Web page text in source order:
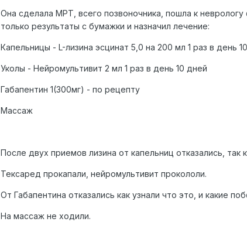
Она сделала МРТ, всего позвоночника, пошла к
только результаты с бумажки и назначил лечение:
Капельницы - L-лизина эсцинат 5,0 на 200 мл 1 раз в день
Уколы - Нейромультивит 2 мл 1 раз в день 10 дней
Габапентин 1(300мг) - по рецепту
Массаж
После двух приемов лизина от капельниц отказались,
Тексаред прокапали, нейромультивит прокололи.
От Габапентина отказались как узнали что это, и какие
На массаж не ходили.